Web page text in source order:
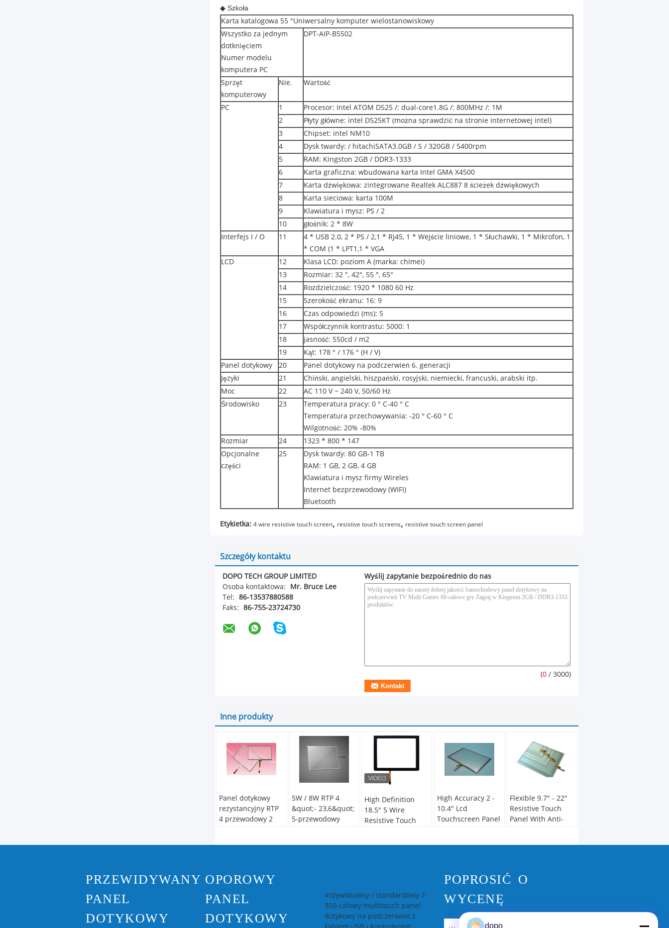
◆ Szkoła
Karta katalogowa 55 "Uniwersalny komputer wielostanowiskowy
Wszystko za jednym
dotknięciem
Numer modelu
komputera PC
DPT-AIP-B5502
Sprzęt
komputerowy
Nie. Wartość
PC 1
Procesor: Intel ATOM D525 /: dual-core1.8G /: 800MHz /: 1M
2
Płyty główne: intel D525KT (można sprawdzić na stronie internetowej intel)
3
Chipset: intel NM10
4
Dysk twardy: / hitachiSATA3.0GB / S / 320GB / 5400rpm
5
RAM: Kingston 2GB / DDR3-1333
6
Karta graficzna: wbudowana karta Intel GMA X4500
7
Karta dźwiękowa: zintegrowane Realtek ALC887 8 ścieżek dźwiękowych
8
Karta sieciowa: karta 100M
9
Klawiatura i mysz: PS / 2
10
głośnik: 2 * 8W
Interfejs I / O
11
4 * USB 2.0, 2 * PS / 2,1 * RJ45, 1 * Wejście liniowe, 1 * Słuchawki, 1 * Mikrofon, 1
* COM (1 * LPT1,1 * VGA
LCD
12
Klasa LCD: poziom A (marka: chimei)
13
Rozmiar: 32 ", 42", 55 ", 65"
14
Rozdzielczość: 1920 * 1080 60 Hz
15
Szerokość ekranu: 16: 9
16
Czas odpowiedzi (ms): 5
17
Współczynnik kontrastu: 5000: 1
18
jasność: 550cd / m2
19
Kąt: 178 ° / 176 ° (H / V)
Panel dotykowy
20
Panel dotykowy na podczerwień 6. generacji
Języki
21
Chiński, angielski, hiszpański, rosyjski, niemiecki, francuski, arabski itp.
Moc
22
AC 110 V ~ 240 V, 50/60 Hz
Środowisko
23
Temperatura pracy: 0 ° C-40 ° C
Temperatura przechowywania: -20 ° C-60 ° C
Wilgotność: 20% -80%
Rozmiar
24
1323 * 800 * 147
Opcjonalne
części
25
Dysk twardy: 80 GB-1 TB
RAM: 1 GB, 2 GB, 4 GB
Klawiatura i mysz firmy Wireles
Internet bezprzewodowy (WIFI)
Bluetooth
Etykietka: 4 wire resistive touch screen, resistive touch screens, resistive touch screen panel
Szczegóły kontaktu
DOPO TECH GROUP LIMITED
Osoba kontaktowa:
Mr. Bruce Lee
Tel: 86-13537880588
Faks: 86-755-23724730
Wyślij zapytanie bezpośrednio do nas
(0 / 3000)
Inne produkty
Panel dotykowy
rezystancyjny RTP
4 przewodowy 2
5W / 8W RTP 4
&quot;- 23,6&quot;
5-przewodowy
High Definition
18.5" 5 Wire
Resistive Touch
High Accuracy 2 -
10.4" Lcd
Touchscreen Panel
Flexible 9.7" - 22"
Resistive Touch
Panel With Anti-
PRZEWIDYWANY
PANEL
DOTYKOWY
OPOROWY
PANEL
DOTYKOWY
Indywidualny / standardowy 7-
350-calowy multitouch panel
dotykowy na podczerwień z
POPROSIĆ O
WYCENĘ
dopo